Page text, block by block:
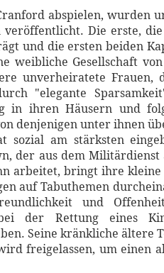
abspielen, wurden
veröffentlicht. Die erste,
und die ersten beiden
weibliche Gesellschaft
unverheiratete Frauen,
"elegante
in ihren Häusern und
denjenigen unter ihnen
sozial am stärksten
der aus dem Militärdienst
arbeitet, bringt ihre
auf Tabuthemen
und
der Rettung eines
Seine kränkliche ältere
freigelassen, um einen